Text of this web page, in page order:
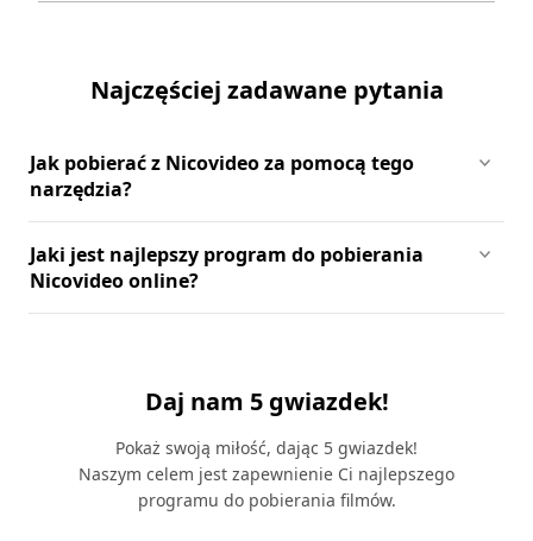
Najczęściej zadawane pytania
Jak pobierać z Nicovideo za pomocą tego
narzędzia?
Jaki jest najlepszy program do pobierania
Nicovideo online?
Daj nam 5 gwiazdek!
Pokaż swoją miłość, dając 5 gwiazdek!
Naszym celem jest zapewnienie Ci najlepszego
programu do pobierania filmów.